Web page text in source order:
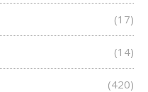
(17)
(14)
(420)